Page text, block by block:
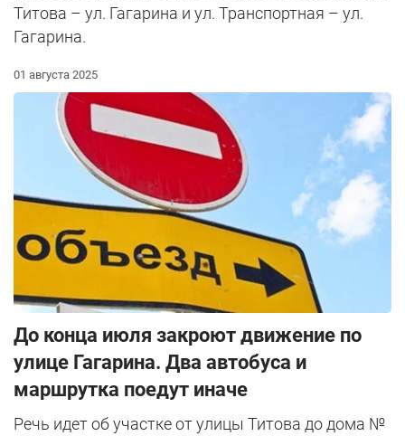
Титова – ул. Гагарина и ул. Транспортная – ул.
Гагарина.
01 августа 2025
До конца июля закроют движение по
улице Гагарина. Два автобуса и
маршрутка поедут иначе
Речь идет об участке от улицы Титова до дома №